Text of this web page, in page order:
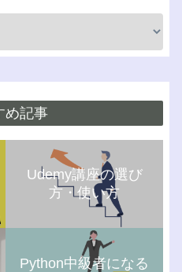
め記事
Udemy講座の選び
方・使い方
Python中級者になる